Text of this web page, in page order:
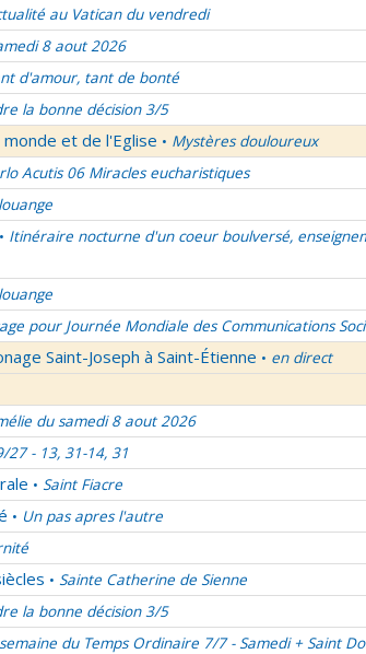
au Vatican du vendredi
8 aout 2026
d'amour, tant de bonté
la bonne décision 3/5
et de l'Eglise • Mystères douloureux
Acutis 06 Miracles eucharistiques
• Itinéraire nocturne d'un coeur boulversé,
pour Journée Mondiale des Communications
Saint-Joseph à Saint-Étienne • en direct
du samedi 8 aout 2026
27 - 13, 31-14, 31
• Saint Fiacre
• Un pas apres l'autre
• Sainte Catherine de Sienne
la bonne décision 3/5
du Temps Ordinaire 7/7 - Samedi + Saint